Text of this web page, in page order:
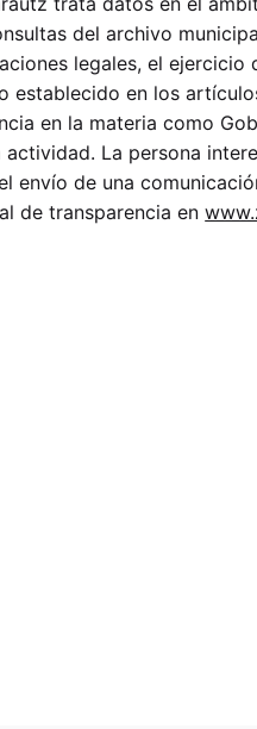
del archivo
legales, el ejercicio
establecido en los
en la materia como
La persona
envío de una
de transparencia en